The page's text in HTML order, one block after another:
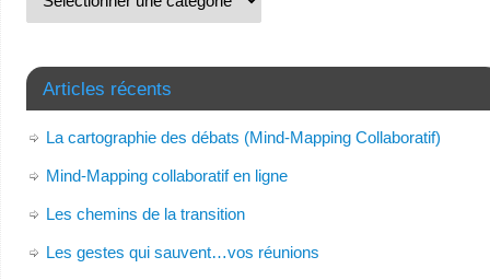
Articles récents
La cartographie des débats (Mind-Mapping Collaboratif)
Mind-Mapping collaboratif en ligne
Les chemins de la transition
Les gestes qui sauvent…vos réunions